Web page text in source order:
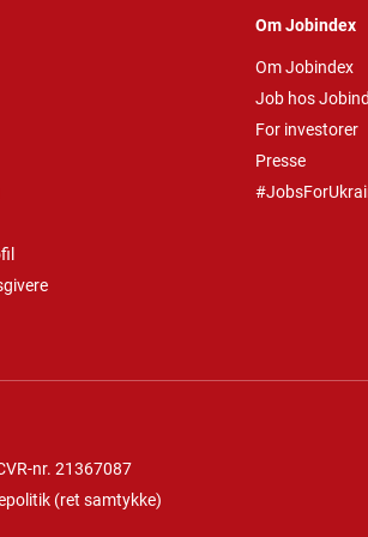
Om Jobindex
Om Jobindex
Job hos
For investorer
Presse
nr. 21367087
(ret samtykke)